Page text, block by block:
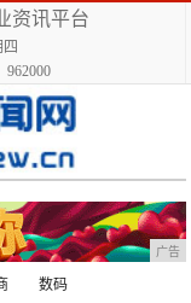
资讯平台
广告
数码